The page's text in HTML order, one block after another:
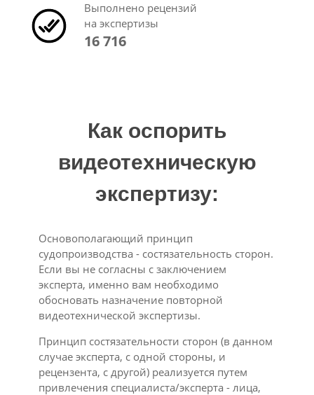
Выполнено рецензий
на экспертизы
16 716
Как оспорить
видеотехническую
экспертизу:
Основополагающий принцип
судопроизводства - состязательность сторон.
Если вы не согласны с заключением
эксперта, именно вам необходимо
обосновать назначение повторной
видеотехнической экспертизы.
Принцип состязательности сторон (в данном
случае эксперта, с одной стороны, и
рецензента, с другой) реализуется путем
привлечения специалиста/эксперта - лица,